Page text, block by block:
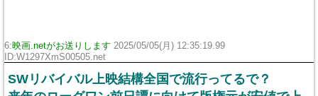
6:映画.netがお送りします 2025/05/05(月) 12:35:19.99
ID:W1297XmS00505.net
SWリバイバル上映結構全国で流行ってるで？